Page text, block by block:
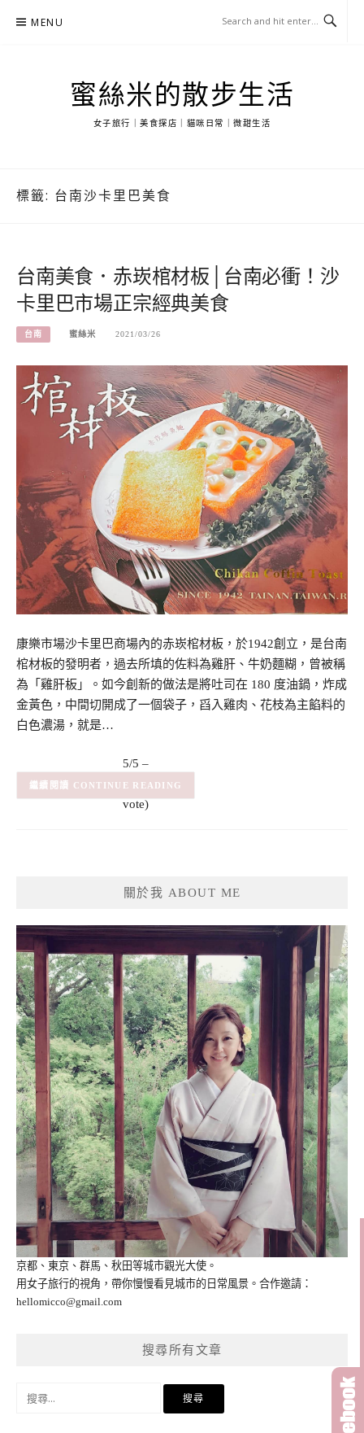
MENU
蜜絲米的散步生活
女子旅行｜美食探店｜貓咪日常｜微甜生活
標籤: 台南沙卡里巴美食
台南美食．赤崁棺材板│台南必衝！沙
卡里巴市場正宗經典美食
台南 蜜絲米 2021/03/26
康樂市場沙卡里巴商場內的赤崁棺材板，於1942創立，是台南
棺材板的發明者，過去所填的佐料為雞肝、牛奶麵糊，曾被稱
為「雞肝板」。如今創新的做法是將吐司在 180 度油鍋，炸成
金黃色，中間切開成了一個袋子，舀入雞肉、花枝為主餡料的
白色濃湯，就是…
5/5 –
(1
vote)
(1) CONTINUE READING
關於我 ABOUT ME
京都、東京、群馬、秋田等城市觀光大使。
用女子旅行的視角，帶你慢慢看見城市的日常風景。合作邀請：
hellomicco@gmail.com
搜尋所有文章